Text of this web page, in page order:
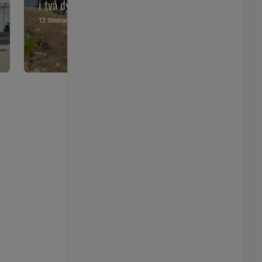
i två dygn – försökte räddas
12 timmar